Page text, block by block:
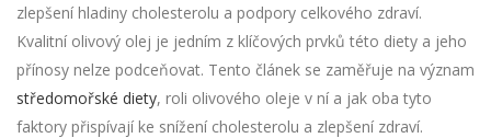
zlepšení hladiny cholesterolu a podpory celkového zdraví.
Kvalitní olivový olej je jedním z klíčových prvků této diety a jeho
přínosy nelze podceňovat. Tento článek se zaměřuje na význam
středomořské diety, roli olivového oleje v ní a jak oba tyto
faktory přispívají ke snížení cholesterolu a zlepšení zdraví.